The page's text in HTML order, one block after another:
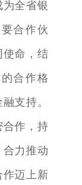
全省银
合作伙
使命，结
合作格
支持。
合作，持
力推动
作迈上新